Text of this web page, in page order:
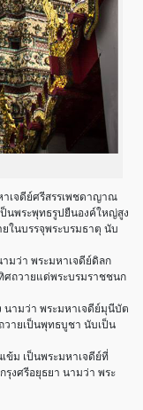
าเจดีย์ศรีสรรเพชดาญาณ
นพระพุทธรูปยืนองค์ใหญ่สูง
ในบรรจุพระบรมธาตุ นับ
มว่า พระมหาเจดีย์ดิลก
ศถวายแด่พระบรมราชชนก
นามว่า พระมหาเจดีย์มุนีบัต
วายเป็นพุทธบูชา นับเป็น
ข้ม เป็นพระมหาเจดีย์ที่
รุงศรีอยุธยา นามว่า พระ